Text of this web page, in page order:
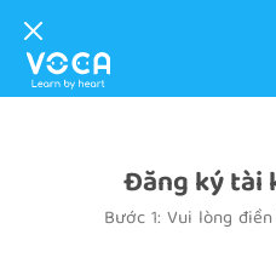
Đăng ký tài
Bước 1: Vui lòng